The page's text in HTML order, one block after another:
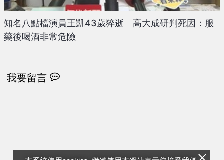
知名八點檔演員王凱43歲猝逝 高大成研判死因：服
藥後喝酒非常危險
我要留言